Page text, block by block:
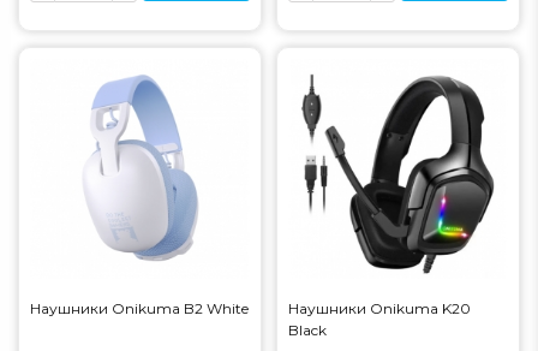
Наушники Onikuma B2 White
Наушники Onikuma K20
Black